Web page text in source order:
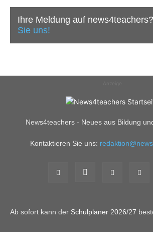
Ihre Meldung auf news4teachers?
Sie uns!
News4teachers - Neues aus Bildung
Kontaktieren Sie uns:
Ab sofort kann der Schulplaner 2026/27